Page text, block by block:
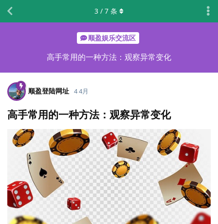
顺盈娱乐交流区
高手常用的一种方法：观察异常变化
3 / 7 条
顺盈登陆网址 4 4月
高手常用的一种方法：观察异常变化